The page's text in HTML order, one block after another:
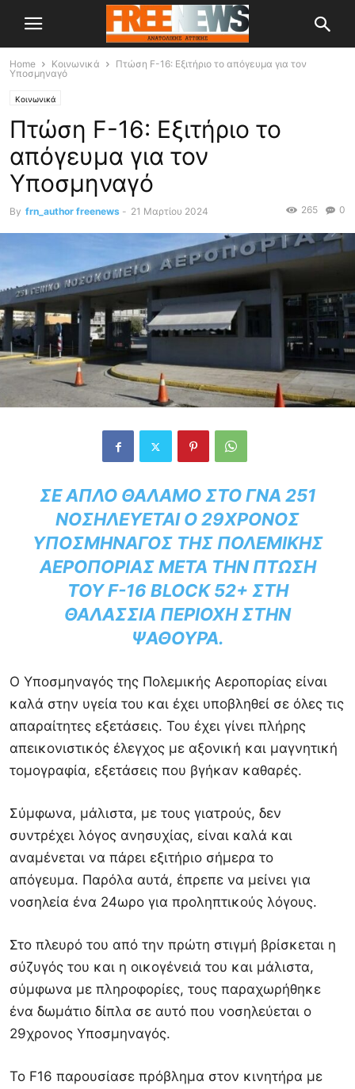
Home Κοινωνικά
Πτώση F-16: Εξιτήριο το απόγευμα για τον
Υποσμηναγό
Κοινωνικά
Πτώση F-16: Εξιτήριο το
απόγευμα για τον
Υποσμηναγό
By frn_author freenews - 21 Μαρτίου 2024 0
265
ΣΕ ΑΠΛΌ ΘΆΛΑΜΟ ΣΤΟ ΓΝΑ 251
ΝΟΣΗΛΕΎΕΤΑΙ Ο 29ΧΡΟΝΟΣ
ΥΠΟΣΜΗΝΑΓΌΣ ΤΗΣ ΠΟΛΕΜΙΚΉΣ
ΑΕΡΟΠΟΡΊΑΣ ΜΕΤΆ ΤΗΝ ΠΤΏΣΗ
ΤΟΥ F-16 BLOCK 52+ ΣΤΗ
ΘΑΛΆΣΣΙΑ ΠΕΡΙΟΧΉ ΣΤΗΝ
ΨΑΘΟΎΡΑ.
Ο Yποσμηναγός της Πολεμικής Αεροπορίας είναι
καλά στην υγεία του και έχει υποβληθεί σε όλες τις
απαραίτητες εξετάσεις. Του έχει γίνει πλήρης
απεικονιστικός έλεγχος με αξονική και μαγνητική
τομογραφία, εξετάσεις που βγήκαν καθαρές.
Σύμφωνα, μάλιστα, με τους γιατρούς, δεν
συντρέχει λόγος ανησυχίας, είναι καλά και
αναμένεται να πάρει εξιτήριο σήμερα το
απόγευμα. Παρόλα αυτά, έπρεπε να μείνει για
νοσηλεία ένα 24ωρο για προληπτικούς λόγους.
Στο πλευρό του από την πρώτη στιγμή βρίσκεται η
σύζυγός του και η οικογένειά του και μάλιστα,
σύμφωνα με πληροφορίες, τους παραχωρήθηκε
ένα δωμάτιο δίπλα σε αυτό που νοσηλεύεται ο
29χρονος Υποσμηναγός.
Το F16 παρουσίασε πρόβλημα στον κινητήρα με